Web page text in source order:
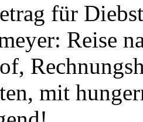
für
Reise
mit